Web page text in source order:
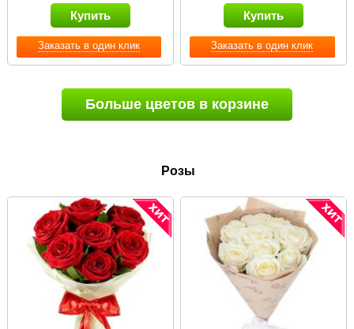
Заказать в один клик
Купить
Заказать в один клик
Купить
Больше цветов в корзине
Розы